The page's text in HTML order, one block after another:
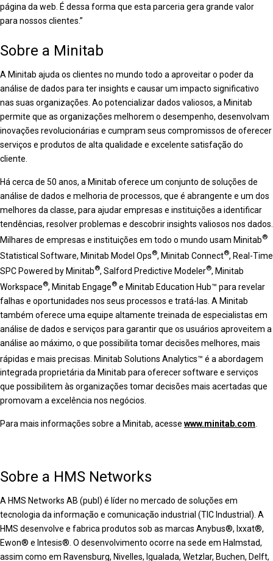
página da web. É dessa forma que esta parceria gera grande valor
para nossos clientes.”
Sobre a Minitab
A Minitab ajuda os clientes no mundo todo a aproveitar o poder da
análise de dados para ter insights e causar um impacto significativo
nas suas organizações. Ao potencializar dados valiosos, a Minitab
permite que as organizações melhorem o desempenho, desenvolvam
inovações revolucionárias e cumpram seus compromissos de oferecer
serviços e produtos de alta qualidade e excelente satisfação do
cliente.
Há cerca de 50 anos, a Minitab oferece um conjunto de soluções de
análise de dados e melhoria de processos, que é abrangente e um dos
melhores da classe, para ajudar empresas e instituições a identificar
tendências, resolver problemas e descobrir insights valiosos nos dados.
Milhares de empresas e instituições em todo o mundo usam Minitab®
Statistical Software, Minitab Model Ops®, Minitab Connect®, Real-Time
SPC Powered by Minitab®, Salford Predictive Modeler®, Minitab
Workspace®, Minitab Engage® e Minitab Education Hub™ para revelar
falhas e oportunidades nos seus processos e tratá-las. A Minitab
também oferece uma equipe altamente treinada de especialistas em
análise de dados e serviços para garantir que os usuários aproveitem a
análise ao máximo, o que possibilita tomar decisões melhores, mais
rápidas e mais precisas. Minitab Solutions Analytics™ é a abordagem
integrada proprietária da Minitab para oferecer software e serviços
que possibilitem às organizações tomar decisões mais acertadas que
promovam a excelência nos negócios.
Para mais informações sobre a Minitab, acesse www.minitab.com.
Sobre a HMS Networks
A HMS Networks AB (publ) é líder no mercado de soluções em
tecnologia da informação e comunicação industrial (TIC Industrial). A
HMS desenvolve e fabrica produtos sob as marcas Anybus®, Ixxat®,
Ewon® e Intesis®. O desenvolvimento ocorre na sede em Halmstad,
assim como em Ravensburg, Nivelles, Igualada, Wetzlar, Buchen, Delft,